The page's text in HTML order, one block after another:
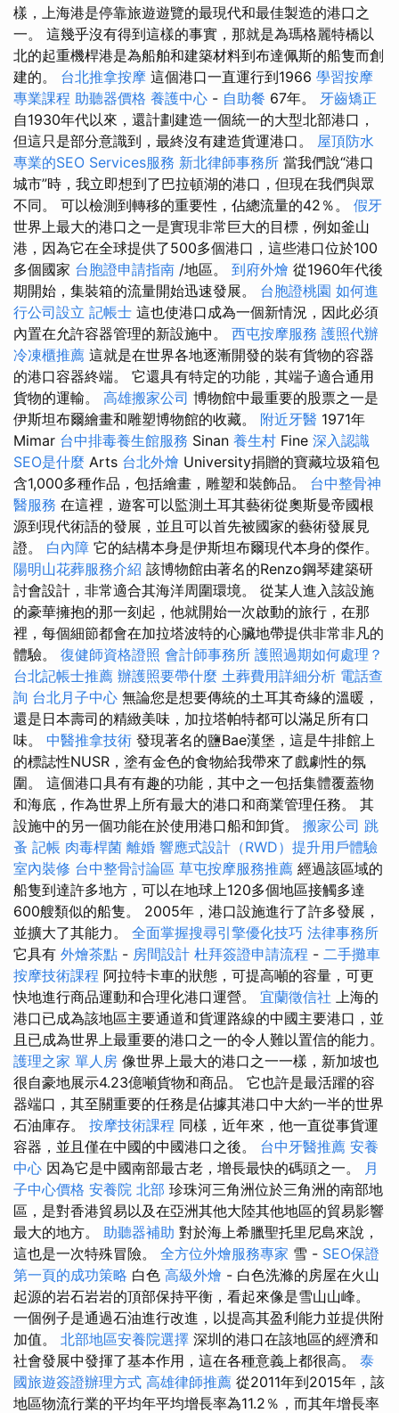
樣，上海港是停靠旅遊遊覽的最現代和最佳製造的港口之
一。 這幾乎沒有得到這樣的事實，那就是為瑪格麗特橋以
北的起重機桿港是為船舶和建築材料到布達佩斯的船隻而創
建的。 台北推拿按摩 這個港口一直運行到1966 學習按摩
專業課程 助聽器價格 養護中心 - 自助餐 67年。 牙齒矯正
自1930年代以來，還計劃建造一個統一的大型北部港口，
但這只是部分意識到，最終沒有建造貨運港口。 屋頂防水
專業的SEO Services服務 新北律師事務所 當我們說“港口
城市”時，我立即想到了巴拉頓湖的港口，但現在我們與眾
不同。 可以檢測到轉移的重要性，佔總流量的42％。 假牙
世界上最大的港口之一是實現非常巨大的目標，例如釜山
港，因為它在全球提供了500多個港口，這些港口位於100
多個國家 台胞證申請指南 /地區。 到府外燴 從1960年代後
期開始，集裝箱的流量開始迅速發展。 台胞證桃園 如何進
行公司設立 記帳士 這也使港口成為一個新情況，因此必須
內置在允許容器管理的新設施中。 西屯按摩服務 護照代辦
冷凍櫃推薦 這就是在世界各地逐漸開發的裝有貨物的容器
的港口容器終端。 它還具有特定的功能，其端子適合通用
貨物的運輸。 高雄搬家公司 博物館中最重要的股票之一是
伊斯坦布爾繪畫和雕塑博物館的收藏。 附近牙醫 1971年
Mimar 台中排毒養生館服務 Sinan 養生村 Fine 深入認識
SEO是什麼 Arts 台北外燴 University捐贈的寶藏垃圾箱包
含1,000多種作品，包括繪畫，雕塑和裝飾品。 台中整骨神
醫服務 在這裡，遊客可以監測土耳其藝術從奧斯曼帝國根
源到現代術語的發展，並且可以首先被國家的藝術發展見
證。 白內障 它的結構本身是伊斯坦布爾現代本身的傑作。
陽明山花葬服務介紹 該博物館由著名的Renzo鋼琴建築研
討會設計，非常適合其海洋周圍環境。 從某人進入該設施
的豪華擁抱的那一刻起，他就開始一次啟動的旅行，在那
裡，每個細節都會在加拉塔波特的心臟地帶提供非常非凡的
體驗。 復健師資格證照 會計師事務所 護照過期如何處理？
台北記帳士推薦 辦護照要帶什麼 土葬費用詳細分析 電話查
詢 台北月子中心 無論您是想要傳統的土耳其奇緣的溫暖，
還是日本壽司的精緻美味，加拉塔帕特都可以滿足所有口
味。 中醫推拿技術 發現著名的鹽Bae漢堡，這是牛排館上
的標誌性NUSR，塗有金色的食物給我帶來了戲劇性的氛
圍。 這個港口具有有趣的功能，其中之一包括集體覆蓋物
和海底，作為世界上所有最大的港口和商業管理任務。 其
設施中的另一個功能在於使用港口船和卸貨。 搬家公司 跳
蚤 記帳 肉毒桿菌 離婚 響應式設計（RWD）提升用戶體驗
室內裝修 台中整骨討論區 草屯按摩服務推薦 經過該區域的
船隻到達許多地方，可以在地球上120多個地區接觸多達
600艘類似的船隻。 2005年，港口設施進行了許多發展，
並擴大了其能力。 全面掌握搜尋引擎優化技巧 法律事務所
它具有 外燴茶點 - 房間設計 杜拜簽證申請流程 - 二手攤車
按摩技術課程 阿拉特卡車的狀態，可提高噸的容量，可更
快地進行商品運動和合理化港口運營。 宜蘭徵信社 上海的
港口已成為該地區主要通道和貨運路線的中國主要港口，並
且已成為世界上最重要的港口之一的令人難以置信的能力。
護理之家 單人房 像世界上最大的港口之一一樣，新加坡也
很自豪地展示4.23億噸貨物和商品。 它也許是最活躍的容
器端口，其至關重要的任務是佔據其港口中大約一半的世界
石油庫存。 按摩技術課程 同樣，近年來，他一直從事貨運
容器，並且僅在中國的中國港口之後。 台中牙醫推薦 安養
中心 因為它是中國南部最古老，增長最快的碼頭之一。
月
子中心價格 安養院 北部 珍珠河三角洲位於三角洲的南部地
區，是對香港貿易以及在亞洲其他大陸其他地區的貿易影響
最大的地方。 助聽器補助 對於海上希臘聖托里尼島來說，
這也是一次特殊冒險。 全方位外燴服務專家 雪 - SEO保證
第一頁的成功策略 白色 高級外燴 - 白色洗滌的房屋在火山
起源的岩石岩岩的頂部保持平衡，看起來像是雪山山峰。
一個例子是通過石油進行改進，以提高其盈利能力並提供附
加值。 北部地區安養院選擇 深圳的港口在該地區的經濟和
社會發展中發揮了基本作用，這在各種意義上都很高。 泰
國旅遊簽證辦理方式 高雄律師推薦 從2011年到2015年，該
地區物流行業的平均年平均增長率為11.2％，而其年增長率